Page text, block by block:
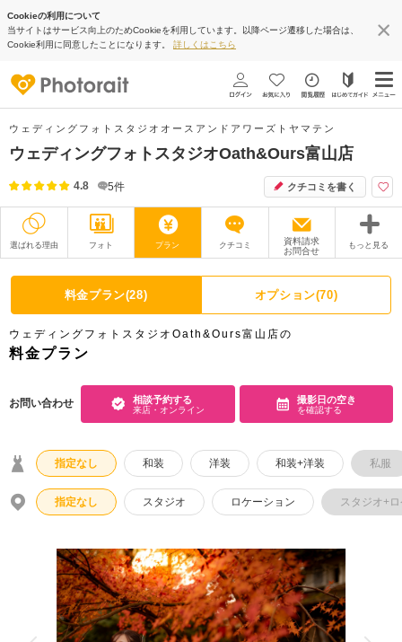
Cookieの利用について
当サイトはサービス向上のためCookieを利用しています。以降ページ遷移した場合は、
Cookie利用に同意したことになります。 詳しくはこちら
ウェディングフォトスタジオオースアンドアワーズトヤマテン
ウェディングフォトスタジオOath&Ours富山店
4.8 5件 クチコミを書く
選ばれる理由 フォト プラン クチコミ
資料請求
お問合せ
もっと見る
撮影レポート フォトグラファー
衣装 ムービー
オプション
アクセス/TEL スタジオトップ
料金プラン(28) オプション(70)
ウェディングフォトスタジオOath&Ours富山店の
料金プラン
お問い合わせ 相談予約する
来店・オンライン
撮影日の空き
を確認する
指定なし 和装 洋装 和装+洋装 私服
指定なし スタジオ ロケーション スタジオ+